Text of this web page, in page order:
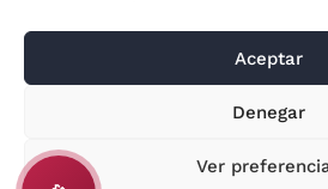
Aceptar
Denegar
Ver
Aviso Legal